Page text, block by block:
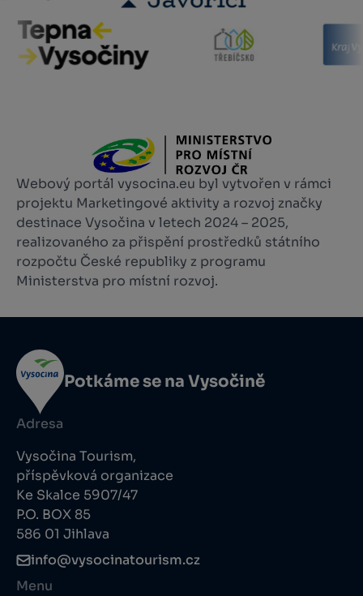
Webový portál vysocina.eu byl vytvořen v rámci
projektu Marketingové aktivity a rozvoj značky
destinace Vysočina v letech 2024 – 2025,
realizovaného za přispění prostředků státního
rozpočtu České republiky z programu
Ministerstva pro místní rozvoj.
Potkáme se na Vysočině
Adresa
Vysočina Tourism,
příspěvková organizace
Ke Skalce 5907/47
P.O. BOX 85
586 01 Jihlava
info@vysocinatourism.cz
Menu